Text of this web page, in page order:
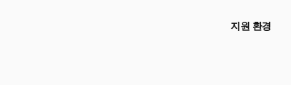
지원 환경